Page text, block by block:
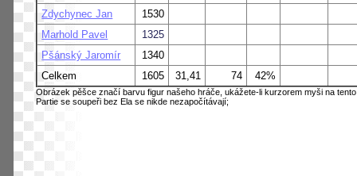
Zdychynec Jan
1530
Marhold Pavel
1325
Pšánský Jaromír
1340
Celkem
1605 31,41 74 42%
Obrázek pěšce značí barvu figur našeho hráče, ukážete-li kurzorem myši na
Partie se soupeři bez Ela se nikde nezapočítávají;